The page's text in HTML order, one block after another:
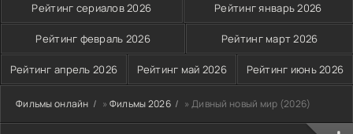
Рейтинг сериалов 2026 Рейтинг январь 2026
Рейтинг февраль 2026 Рейтинг март 2026
Рейтинг апрель 2026 Рейтинг май 2026 Рейтинг июнь 2026
Фильмы онлайн » Фильмы 2026 » Дивный новый мир (2026)